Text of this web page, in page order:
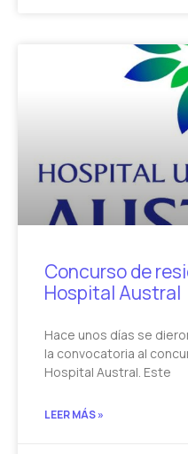
Concurso de
Hospital Austral
Hace unos días se
la convocatoria al
Hospital Austral. Este
LEER MÁS »